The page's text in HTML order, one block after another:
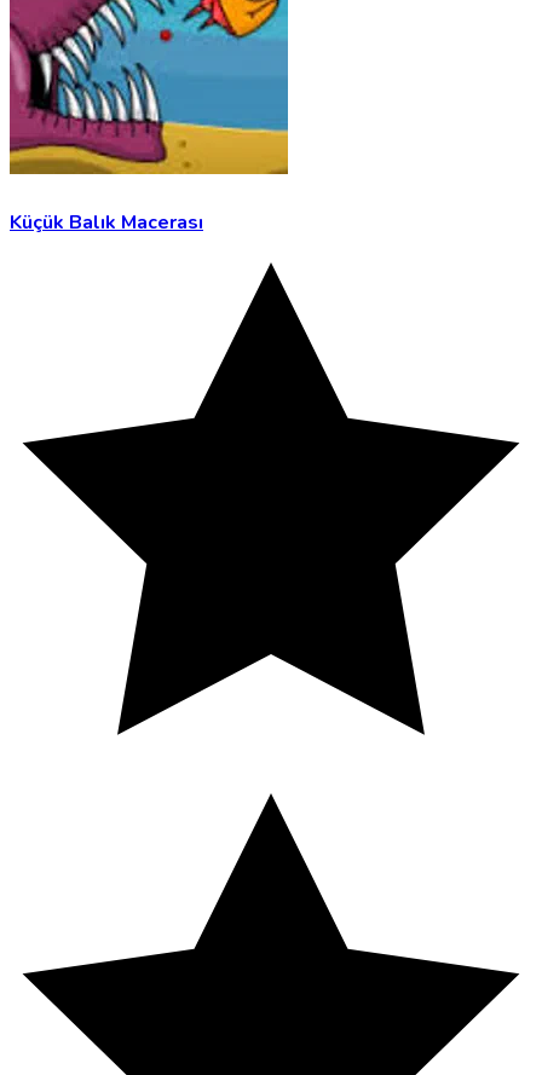
Küçük Balık Macerası